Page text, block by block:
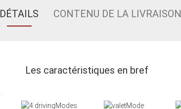
DÉTAILS CONTENU DE LA LIVRAISON
Les caractéristiques en bref